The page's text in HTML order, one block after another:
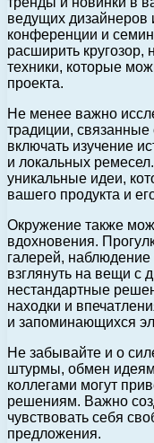
ведущих дизайнеров
конференции и
расширить
техники, которые
проекта.
Не менее важно
традиции,
включать изучение
и локальных
уникальные идеи,
вашего продукта и
Окружение также
вдохновения.
галерей,
взглянуть на вещи с
нестандартные
находки и
и запоминающихся
Не забывайте и о
штурмы, обмен
коллегами могут
решениям. Важно
чувствовать себя
предложения.